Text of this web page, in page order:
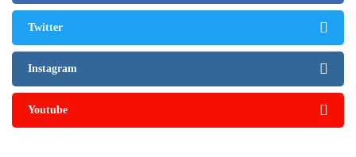
Twitter
Instagram
Youtube